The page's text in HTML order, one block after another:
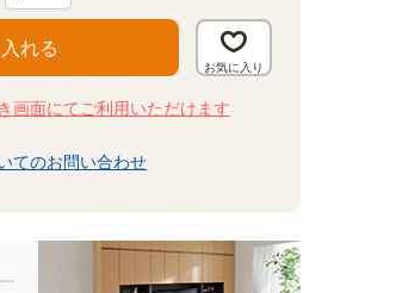
れる
画面にてご利用いただけます
てのお問い合わせ